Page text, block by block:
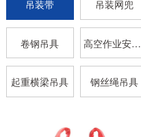
吊装带 吊装网兜
卷钢吊具 高空作业安全带
起重横梁吊具 钢丝绳吊具